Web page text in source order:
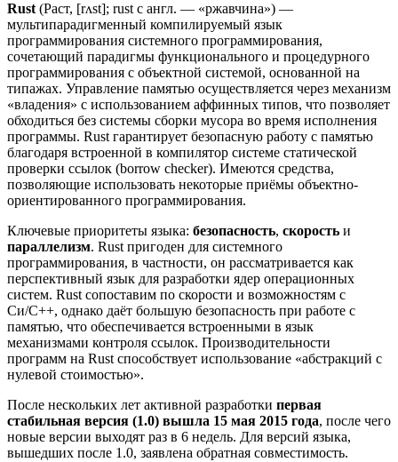
Rust (Раст, [rʌst]; rust с англ. — «ржавчина») —
мультипарадигменный компилируемый язык
программирования системного программирования,
сочетающий парадигмы функционального и процедурного
программирования с объектной системой, основанной на
типажах. Управление памятью осуществляется через механизм
«владения» с использованием аффинных типов, что позволяет
обходиться без системы сборки мусора во время исполнения
программы. Rust гарантирует безопасную работу с памятью
благодаря встроенной в компилятор системе статической
проверки ссылок (borrow checker). Имеются средства,
позволяющие использовать некоторые приёмы объектно-
ориентированного программирования.
Ключевые приоритеты языка: безопасность, скорость и
параллелизм. Rust пригоден для системного
программирования, в частности, он рассматривается как
перспективный язык для разработки ядер операционных
систем. Rust сопоставим по скорости и возможностям с
Си/C++, однако даёт большую безопасность при работе с
памятью, что обеспечивается встроенными в язык
механизмами контроля ссылок. Производительности
программ на Rust способствует использование «абстракций с
нулевой стоимостью».
После нескольких лет активной разработки первая
стабильная версия (1.0) вышла 15 мая 2015 года, после чего
новые версии выходят раз в 6 недель. Для версий языка,
вышедших после 1.0, заявлена обратная совместимость.